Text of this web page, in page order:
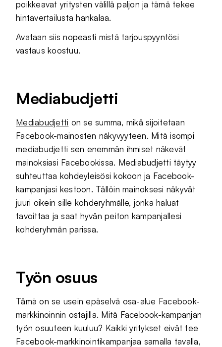
poikkeavat yritysten välillä paljon ja tämä tekee
hintavertailusta hankalaa.
Avataan siis nopeasti mistä tarjouspyyntösi
vastaus koostuu.
Mediabudjetti
Mediabudjetti on se summa, mikä sijoitetaan
Facebook-mainosten näkyvyyteen. Mitä isompi
mediabudjetti sen enemmän ihmiset näkevät
mainoksiasi Facebookissa. Mediabudjetti täytyy
suhteuttaa kohdeyleisösi kokoon ja Facebook-
kampanjasi kestoon. Tällöin mainoksesi näkyvät
juuri oikein sille kohderyhmälle, jonka haluat
tavoittaa ja saat hyvän peiton kampanjallesi
kohderyhmän parissa.
Työn osuus
Tämä on se usein epäselvä osa-alue Facebook-
markkinoinnin ostajilla. Mitä Facebook-kampanjan
työn osuuteen kuuluu? Kaikki yritykset eivät tee
Facebook-markkinointikampanjaa samalla tavalla,